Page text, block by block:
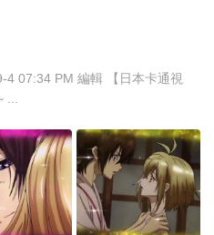
07:34 PM 編輯 【日本卡通視